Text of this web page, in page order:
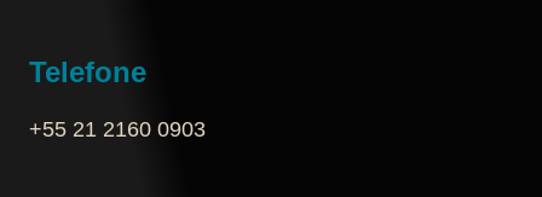
Telefone
+55 21 2160 0903‬